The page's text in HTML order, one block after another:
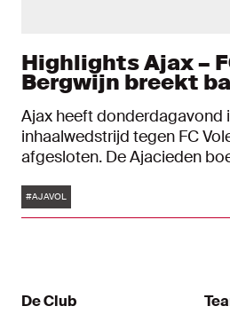
Highlights Ajax –
Bergwijn breekt
Ajax heeft donderdagavond
inhaalwedstrijd tegen FC
afgesloten. De Ajacieden
een 2-0-overwinning.
Bergwijn brak in de tweede
Tags
#AJAVOL
De Club